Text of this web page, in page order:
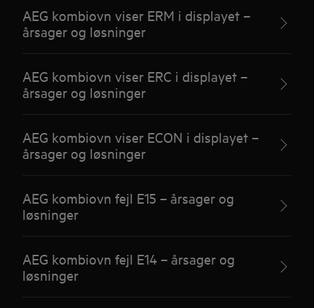
AEG kombiovn viser ERM i displayet –
årsager og løsninger
AEG kombiovn viser ERC i displayet –
årsager og løsninger
AEG kombiovn viser ECON i displayet –
årsager og løsninger
AEG kombiovn fejl E15 – årsager og
løsninger
AEG kombiovn fejl E14 – årsager og
løsninger